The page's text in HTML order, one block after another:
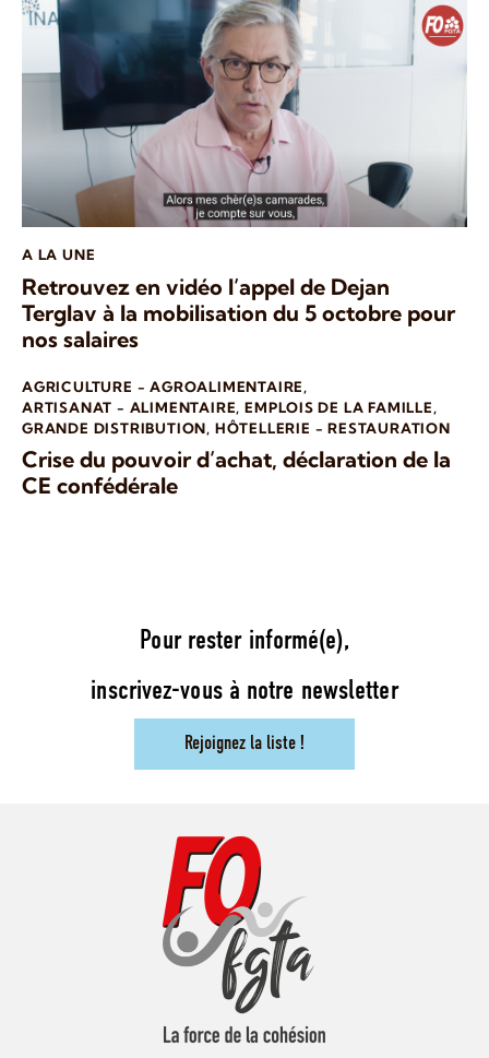
A LA UNE
Retrouvez en vidéo l’appel de Dejan
Terglav à la mobilisation du 5 octobre pour
nos salaires
AGRICULTURE - AGROALIMENTAIRE,
ARTISANAT - ALIMENTAIRE,EMPLOIS DE LA FAMILLE,
GRANDE DISTRIBUTION, HÔTELLERIE - RESTAURATION
Crise du pouvoir d’achat, déclaration de la
CE confédérale
Pour rester informé(e),
inscrivez-vous à notre newsletter
Rejoignez la liste !